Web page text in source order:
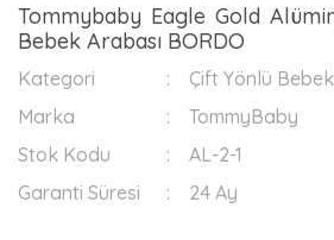
Tommybaby Eagle Gold
Bebek Arabası BORDO
Kategori
Çift Yönlü
Marka
TommyBaby
Stok Kodu
AL-2-1
Garanti Süresi
24 Ay